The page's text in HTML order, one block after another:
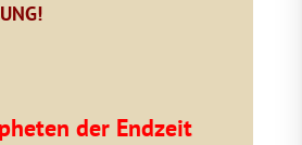
der Endzeit